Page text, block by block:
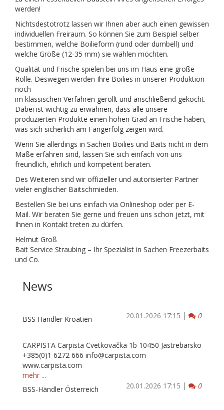
werden!
Nichtsdestotrotz lassen wir Ihnen aber auch einen gewissen
individuellen Freiraum. So können Sie zum Beispiel selber
bestimmen, welche Boilieform (rund oder dumbell) und
welche Größe (12-35 mm) sie wählen möchten.
Qualität und Frische spielen bei uns im Haus eine große
Rolle. Deswegen werden Ihre Boilies in unserer Produktion
noch
im klassischen Verfahren gerollt und anschließend gekocht.
Dabei ist wichtig zu erwähnen, dass alle unsere
produzierten Produkte einen hohen Grad an Frische haben,
was sich sicherlich am Fangerfolg zeigen wird.
Wenn Sie allerdings in Sachen Boilies und Baits nicht in dem
Maße erfahren sind, lassen Sie sich einfach von uns
freundlich, ehrlich und kompetent beraten.
Des Weiteren sind wir offizieller und autorisierter Partner
vieler englischer Baitschmieden.
Bestellen Sie bei uns einfach via Onlineshop oder per E-
Mail. Wir beraten Sie gerne und freuen uns schon jetzt, mit
Ihnen in Kontakt treten zu dürfen.
Helmut Groß
Bait Service Straubing – Ihr Spezialist in Sachen Freezerbaits
und Co.
News
BSS Händler Kroatien 20.01.2026 17:15 | 0
CARPISTA Carpista Cvetkovačka 1b 10450 Jastrebarsko
+385(0)1 6272 666 info@carpista.com
www.carpista.com
mehr ...
BSS-Händler Österreich
20.01.2026 17:15 | 0